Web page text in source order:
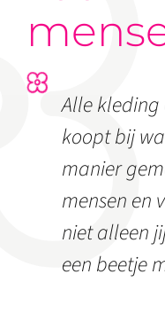
Alle kleding
koopt bij
manier
mensen en
niet alleen
een beetje